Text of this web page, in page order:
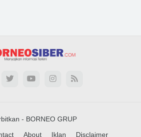
- BORNEO GRUP
About Iklan Disclaimer